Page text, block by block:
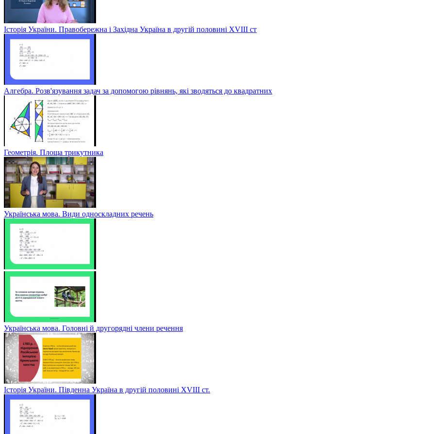
Історія України. Правобережна і Західна Україна в другій половині XVIII ст
Алгебра. Розв'язування задач за допомогою рівнянь, які зводяться до квадратних
Геометрія. Площа трикутника
Українська мова. Види односкладних речень
Українська мова. Головні й другорядні члени речення
Історія України. Південна Україна в другій половині ХVІІІ ст.